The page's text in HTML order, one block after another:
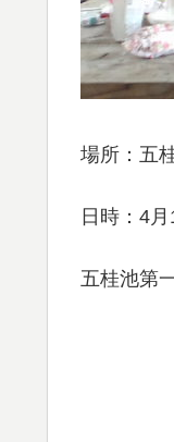
場所：五
日時：4
五桂池第